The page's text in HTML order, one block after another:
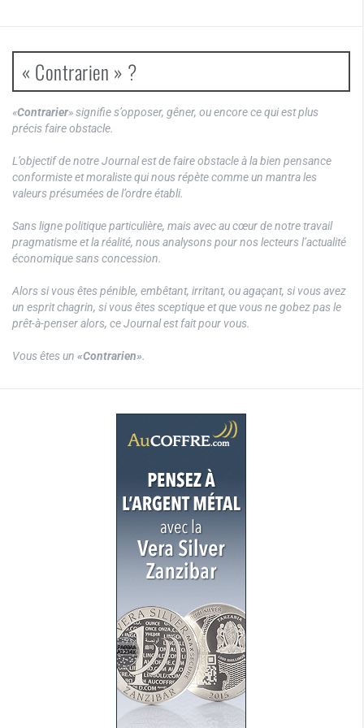
« Contrarien » ?
«Contrarier» signifie s’opposer, gêner, ou encore ce qui est plus
précis faire obstacle.
L’objectif de notre Journal est de faire obstacle à la bien pensance
conformiste et moraliste qui nous répète comme un mantra les
valeurs présumées de l’ordre établi.
Sans ligne politique particulière, mais avec au cœur de notre travail
pragmatisme et la réalité, nous analysons pour nos lecteurs l’actualité
économique sans concession.
Alors si vous êtes pénible, embêtant, irritant, ou agaçant, si vous avez
un esprit chagrin, si vous êtes sceptique et que vous ne gobez pas le
prêt-à-penser alors, ce Journal est fait pour vous.
Vous êtes un «Contrarien».